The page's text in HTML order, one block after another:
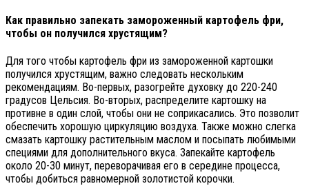
Как правильно запекать замороженный картофель фри,
чтобы он получился хрустящим?
Для того чтобы картофель фри из замороженной картошки
получился хрустящим, важно следовать нескольким
рекомендациям. Во-первых, разогрейте духовку до 220-240
градусов Цельсия. Во-вторых, распределите картошку на
противне в один слой, чтобы они не соприкасались. Это позволит
обеспечить хорошую циркуляцию воздуха. Также можно слегка
смазать картошку растительным маслом и посыпать любимыми
специями для дополнительного вкуса. Запекайте картофель
около 20-30 минут, переворачивая его в середине процесса,
чтобы добиться равномерной золотистой корочки.